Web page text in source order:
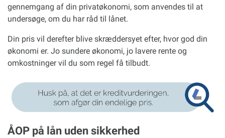
gennemgang af din privatøkonomi, som anvendes til at
undersøge, om du har råd til lånet.
Din pris vil derefter blive skræddersyet efter, hvor god din
økonomi er. Jo sundere økonomi, jo lavere rente og
omkostninger vil du som regel få tilbudt.
ÅOP på lån uden sikkerhed